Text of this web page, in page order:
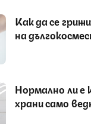
Как да се
на
Нормално ли е
храни само